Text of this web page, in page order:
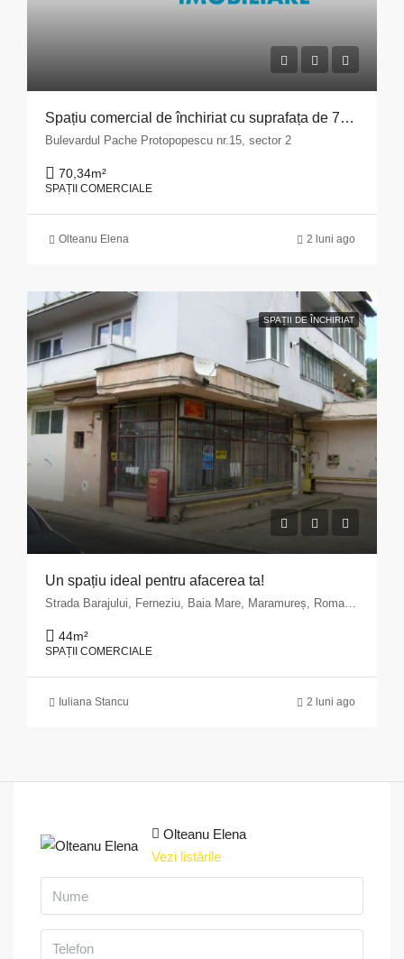
Spațiu comercial de închiriat cu suprafața de 70,34 mp situat în Municipiul București, Bulevardul Pache Protopopescu, nr. 15, sector 2
Bulevardul Pache Protopopescu nr.15, sector 2
70,34m²
SPAȚII COMERCIALE
Olteanu Elena 2 luni ago
SPAȚII DE ÎNCHIRIAT
Un spațiu ideal pentru afacerea ta!
Strada Barajului, Ferneziu, Baia Mare, Maramureș, Romania
44m²
SPAȚII COMERCIALE
Iuliana Stancu 2 luni ago
Olteanu Elena
Vezi listările